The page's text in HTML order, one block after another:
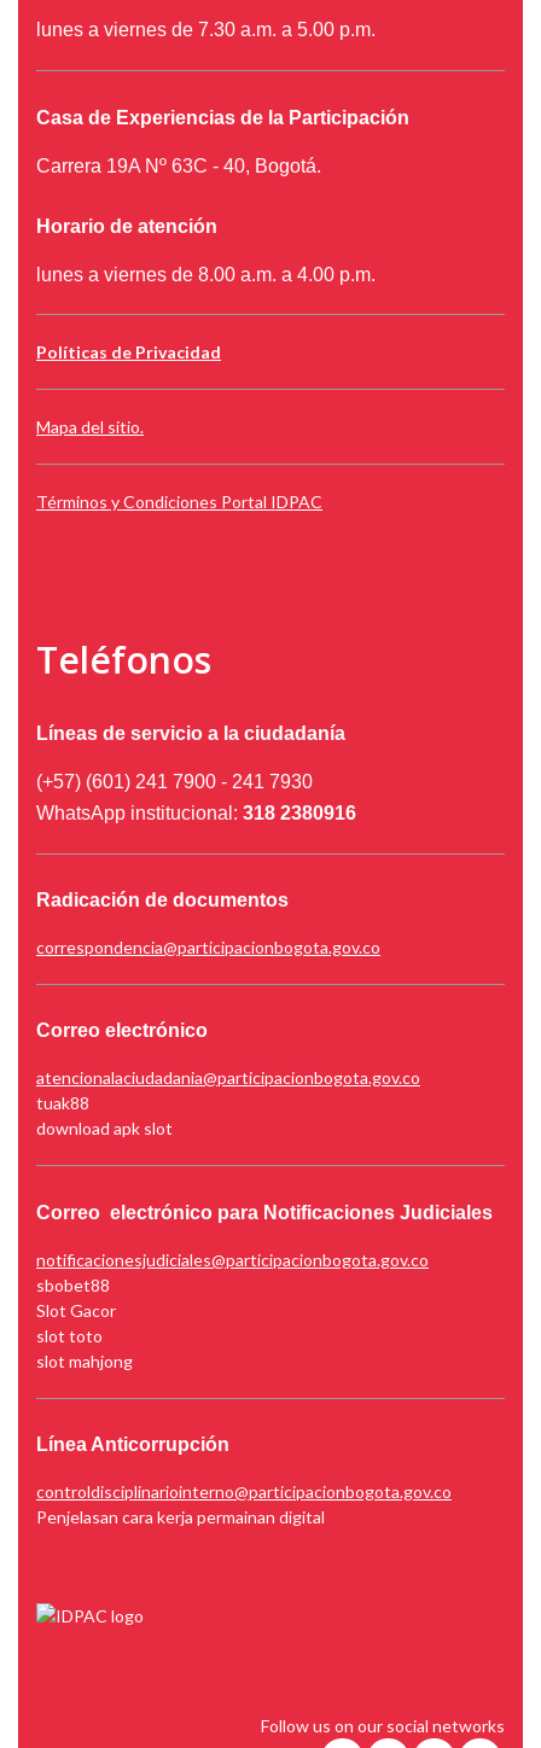
lunes a viernes de 7.30 a.m. a 5.00 p.m.
Casa de Experiencias de la Participación
Carrera 19A Nº 63C - 40, Bogotá.
Horario de atención
lunes a viernes de 8.00 a.m. a 4.00 p.m.
Políticas de Privacidad
Mapa del sitio.
Términos y Condiciones Portal IDPAC
Teléfonos
Líneas de servicio a la ciudadanía
(+57) (601) 241 7900 - 241 7930
WhatsApp institucional: 318 2380916
Radicación de documentos
correspondencia@participacionbogota.gov.co
Correo electrónico
atencionalaciudadania@participacionbogota.gov.co
tuak88
download apk slot
Correo electrónico para Notificaciones Judiciales
notificacionesjudiciales@participacionbogota.gov.co
sbobet88
Slot Gacor
slot toto
slot mahjong
Línea Anticorrupción
controldisciplinariointerno@participacionbogota.gov.co
Penjelasan cara kerja permainan digital
Follow us on our social networks